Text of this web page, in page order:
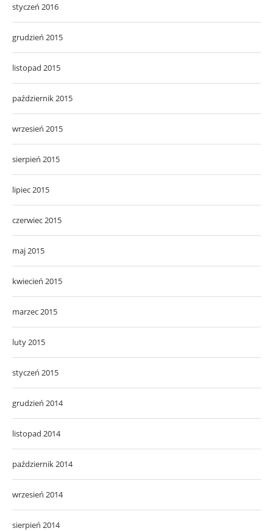
styczeń 2016
grudzień 2015
listopad 2015
październik 2015
wrzesień 2015
sierpień 2015
lipiec 2015
czerwiec 2015
maj 2015
kwiecień 2015
marzec 2015
luty 2015
styczeń 2015
grudzień 2014
listopad 2014
październik 2014
wrzesień 2014
sierpień 2014